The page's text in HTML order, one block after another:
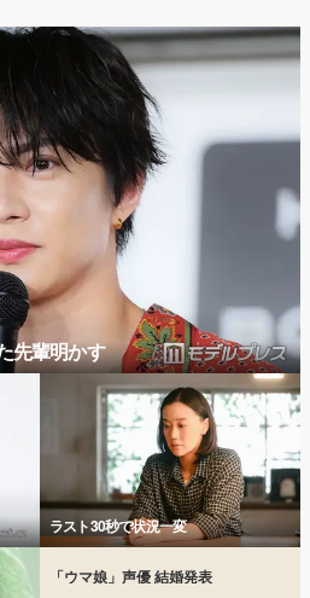
先輩明かす
ラスト30秒で状況一変
「ウマ娘」声優 結婚発表